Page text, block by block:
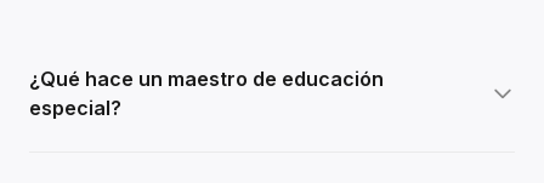
¿Qué hace un maestro de educación
especial?